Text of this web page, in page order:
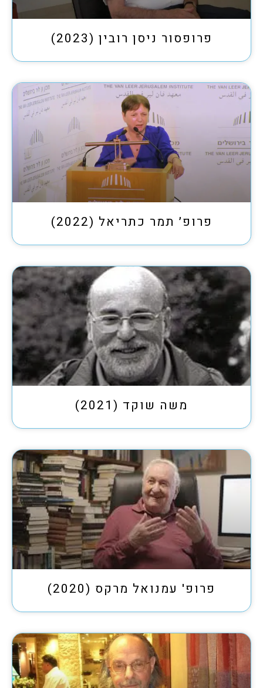
פרופסור ניסן רובין (2023)
פרופ׳ תמר כתריאל (2022)
משה שוקד (2021)
פרופ' עמנואל מרקס (2020)